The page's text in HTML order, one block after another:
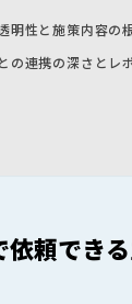
明性と施策内容の
の連携の深さとレ
依頼でき